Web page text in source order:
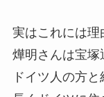
実はこれには理
燁明さんは宝塚
ドイツ人の方と